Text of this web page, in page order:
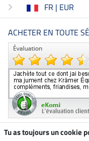
FR | EUR
ACHETER EN TOUTE
Tu as toujours un cookie